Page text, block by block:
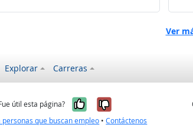
Ver
Explorar Carreras
útil esta página? Sí, fue útil
No, no fue
personas que buscan empleo •Contáctenos